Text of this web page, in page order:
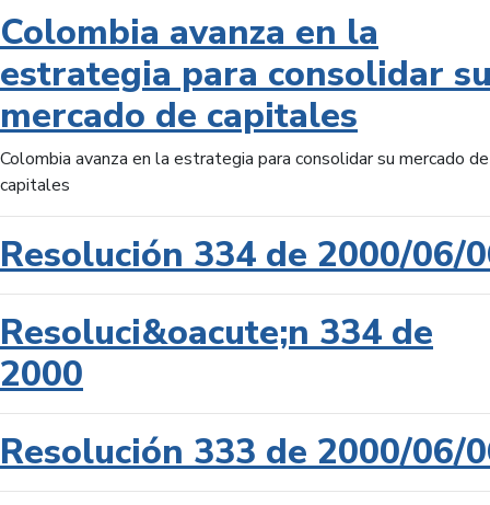
Colombia avanza en la
estrategia para consolidar
mercado de capitales
Colombia avanza en la estrategia para consolidar su mercado de
capitales
Resolución 334 de 2000/06/
Resoluci&oacute;n 334 de
2000
Resolución 333 de 2000/06/